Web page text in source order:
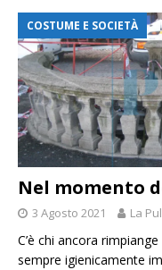
COSTUME E SOCIETÀ
Nel momento
3 Agosto 2021 La
C’è chi ancora
sempre igienicamente